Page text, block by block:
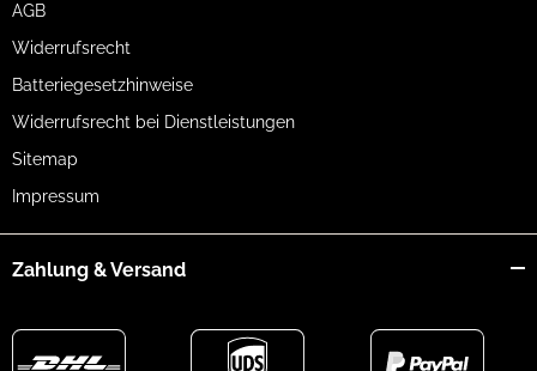
AGB
Widerrufsrecht
Batteriegesetzhinweise
Widerrufsrecht bei Dienstleistungen
Sitemap
Impressum
Zahlung & Versand